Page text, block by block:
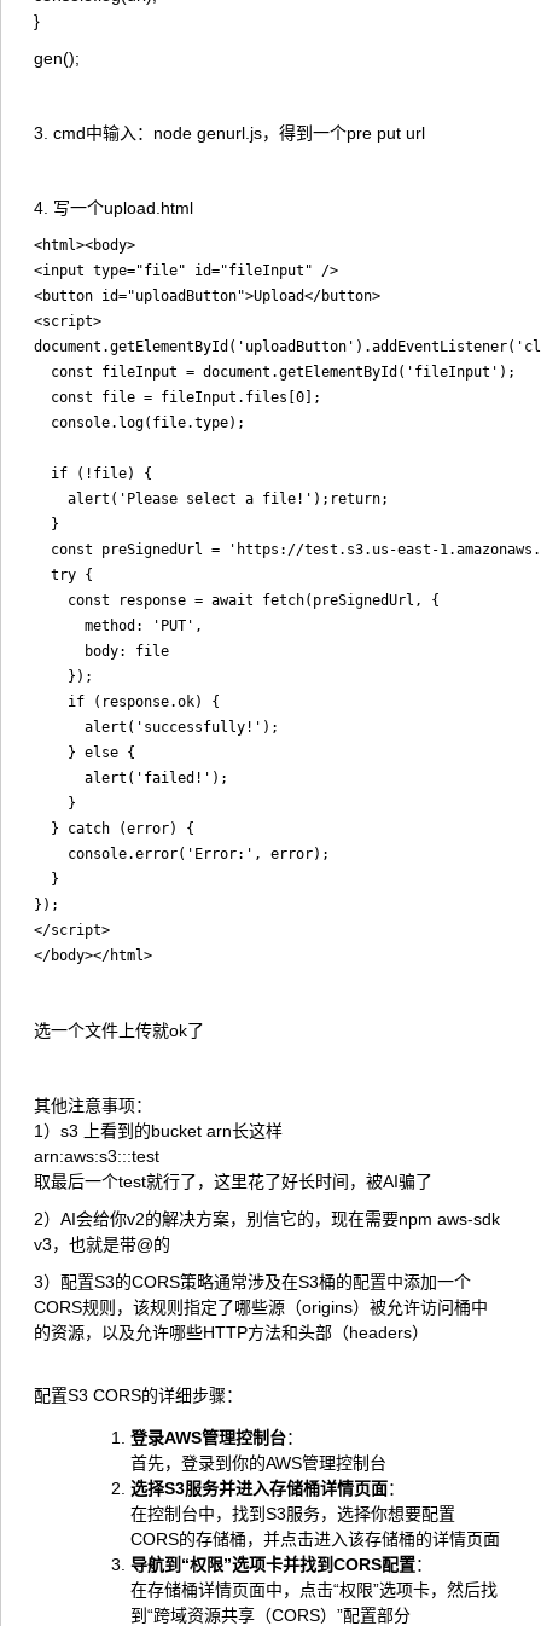
}
gen();
3. cmd中输入：node genurl.js，得到一个pre put url
4. 写一个upload.html
<html><body>
<input type="file" id="fileInput" />
<button id="uploadButton">Upload</button>
<script>
  const fileInput = document.getElementById('fileInput');
  const file = fileInput.files[0];
  console.log(file.type);
  if (!file) {
    alert('Please select a file!');return;
  }
const preSignedUrl = 'https://test.s3.us-east-
  try {
    const response = await fetch(preSignedUrl, {
      method: 'PUT',
      body: file
    });
    if (response.ok) {
      alert('successfully!');
    } else {
      alert('failed!');
    }
  } catch (error) {
    console.error('Error:', error);
  }
});
</script>
选一个文件上传就ok了
其他注意事项：
1）s3 上看到的bucket arn长这样
arn:aws:s3:::test
取最后一个test就行了，这里花了好长时间，被AI骗了
2）AI会给你v2的解决方案，别信它的，现在需要npm aws-sdk
v3，也就是带@的
3） 配置S3的CORS策略通常涉及在S3桶的配置中添加一个
CORS规则，该规则指定了哪些源（origins）被允许访问桶中
的资源，以及允许哪些HTTP方法和头部（headers）
配置S3 CORS的详细步骤：
登录AWS管理控制台‌：
首先，登录到你的AWS管理控制台‌
选择S3服务并进入存储桶详情页面‌：
在控制台中，找到S3服务，选择你想要配置
CORS的存储桶，并点击进入该存储桶的详情页面‌
导航到“权限”选项卡并找到CORS配置‌：
在存储桶详情页面中，点击“权限”选项卡，然后找
到“跨域资源共享（CORS）”配置部分‌